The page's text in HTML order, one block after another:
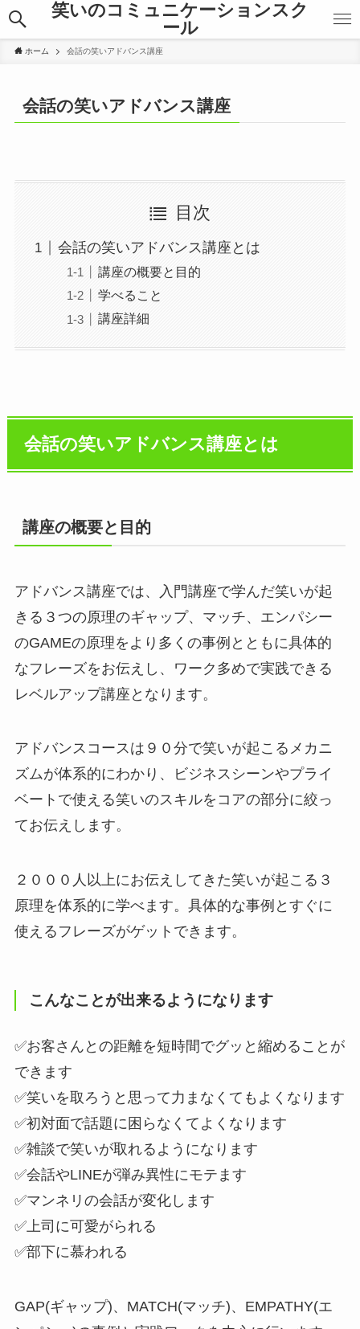
笑いのコミュニケーションスク
ール
ホーム 会話の笑いアドバンス講座
会話の笑いアドバンス講座
目次
会話の笑いアドバンス講座とは
講座の概要と目的
学べること
講座詳細
会話の笑いアドバンス講座とは
講座の概要と目的
アドバンス講座では、入門講座で学んだ笑いが起
きる３つの原理のギャップ、マッチ、エンパシー
のGAMEの原理をより多くの事例とともに具体的
なフレーズをお伝えし、ワーク多めで実践できる
レベルアップ講座となります。
アドバンスコースは９０分で笑いが起こるメカニ
ズムが体系的にわかり、ビジネスシーンやプライ
ベートで使える笑いのスキルをコアの部分に絞っ
てお伝えします。
２０００人以上にお伝えしてきた笑いが起こる３
原理を体系的に学べます。具体的な事例とすぐに
使えるフレーズがゲットできます。
こんなことが出来るようになります
✅お客さんとの距離を短時間でグッと縮めることが
できます
✅笑いを取ろうと思って力まなくてもよくなります
✅初対面で話題に困らなくてよくなります
✅雑談で笑いが取れるようになります
✅会話やLINEが弾み異性にモテます
✅マンネリの会話が変化します
✅上司に可愛がられる
✅部下に慕われる
GAP(ギャップ)、MATCH(マッチ)、EMPATHY(エ